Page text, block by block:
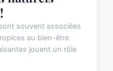
souvent associées
au bien-être
jouent un rôle